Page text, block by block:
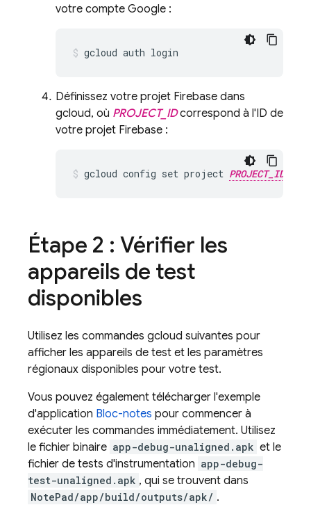
votre compte Google :
Définissez votre projet Firebase dans
gcloud, où PROJECT_IDcorrespond à l'ID de
votre projet Firebase :
gcloud config set project PROJECT_ID
Étape 2 : Vérifier les
appareils de test
disponibles
Utilisez les commandes gcloud suivantes pour
afficher les appareils de test et les paramètres
régionaux disponibles pour votre test.
Vous pouvez également télécharger l'exemple
d'application Bloc-notes pour commencer à
exécuter les commandes immédiatement. Utilisez
le fichier binaire app-debug-unaligned.apk et le
fichier de tests d'instrumentation app-debug-
test-unaligned.apk , qui se trouvent dans
NotePad/app/build/outputs/apk/ .